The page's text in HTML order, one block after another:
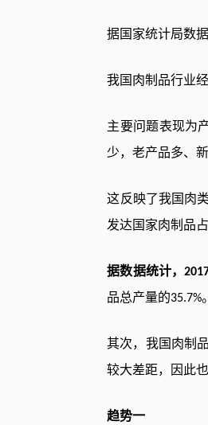
据国家统计局数
我国肉制品行业
主要问题表现为
少，老产品多、新
这反映了我国肉
发达国家肉制品
据数据统计，
品总产量的35.7%。
其次，我国肉制
较大差距，因此
趋势一